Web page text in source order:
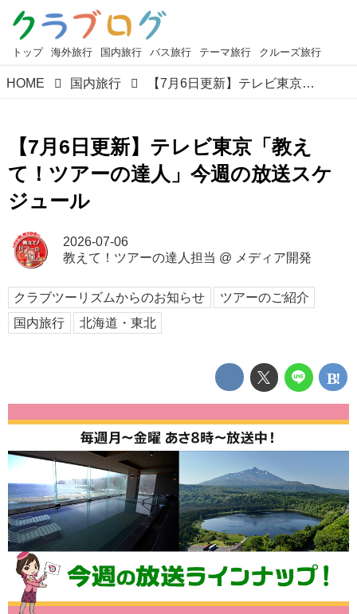
トップ 海外旅行 国内旅行 バス旅行 テーマ旅行 クルーズ旅行
HOME 国内旅行 【7月6日更新】テレビ東京「教えて！ツアーの達人」今週の放送スケジュール
【7月6日更新】テレビ東京「教え
て！ツアーの達人」今週の放送スケ
ジュール
2026-07-06
教えて！ツアーの達人担当 @ メディア開発
クラブツーリズムからのお知らせ
ツアーのご紹介
国内旅行
北海道・東北